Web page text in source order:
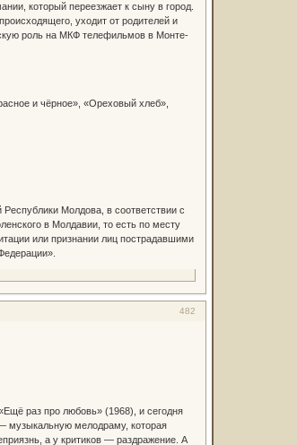
который переезжает к сыну в город.
уходит от родителей и
роль на МКФ телефильмов в Монте-
и чёрное», «Ореховый хлеб»,
Молдова, в соответствии с
в Молдавии, то есть по месту
или признании лиц пострадавшими
482
раз про любовь» (1968), и сегодня
музыкальную мелодраму, которая
а у критиков — раздражение. А